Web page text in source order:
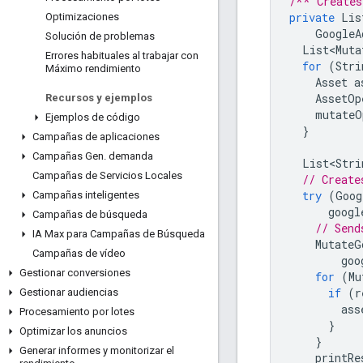
Optimizaciones
Solución de problemas
Errores habituales al trabajar con
Máximo rendimiento
Recursos y ejemplos
Ejemplos de código
Campañas de aplicaciones
Campañas Gen. demanda
Campañas de Servicios Locales
Campañas inteligentes
Campañas de búsqueda
IA Max para Campañas de Búsqueda
Campañas de vídeo
Gestionar conversiones
Gestionar audiencias
Procesamiento por lotes
Optimizar los anuncios
Generar informes y monitorizar el
private
for (
Asset
}
//
try (
//
for (
if (
}
}